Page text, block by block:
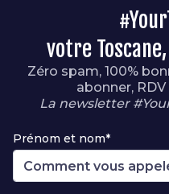
votre
Zéro spam, 100%
abonner,
La newsletter
Prénom et nom*